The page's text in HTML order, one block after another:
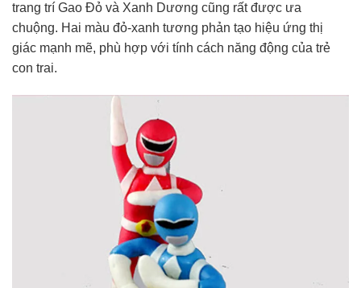
trang trí Gao Đỏ và Xanh Dương cũng rất được ưa
chuộng. Hai màu đỏ-xanh tương phản tạo hiệu ứng thị
giác mạnh mẽ, phù hợp với tính cách năng động của trẻ
con trai.